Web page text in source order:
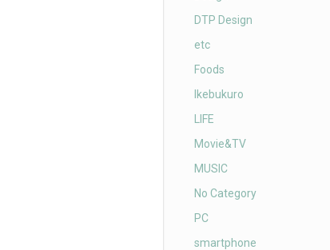
DTP Design
etc
Foods
Ikebukuro
LIFE
Movie&TV
MUSIC
No Category
PC
smartphone